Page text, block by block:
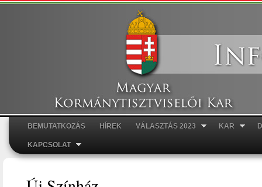
Főmenü
BEMUTATKOZÁS HÍREK VÁLASZTÁS 2023 KAR
KAPCSOLAT